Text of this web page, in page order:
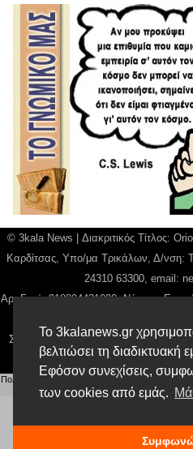
Το 3kalanews.gr
βελτιώσει τη διαδικτυακή
Εφόσον συνεχίσεις,
των cookies από εμάς.
© 3kala News | Διακριτικός Τίτλος:
Καρδίτσας, Υπο/μα Τρικάλων, Δ/νση:
24310 63300, email:
Αρ. Γεμή: 018804431000, Νόμιμος
Παναγιώτης Φιλίππου, Διευθύντρια:
Σύνταξης: Μπαλαμπάνη Βασιλική.
Πολιτική απορρήτου Αίτηση Διαχείρισης